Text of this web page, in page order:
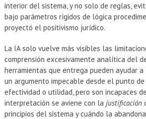
interior del sistema, y no solo de reglas,
bajo parámetros rígidos de lógica
proyectó el positivismo jurídico.
La IA solo vuelve más visibles las
comprensión excesivamente analítica del
herramientas que entrega pueden ayudar
un argumento impecable desde el punto
efectividad o utilidad, pero son incapaces
interpretación se aviene con la justificación
principios del sistema y cuándo la